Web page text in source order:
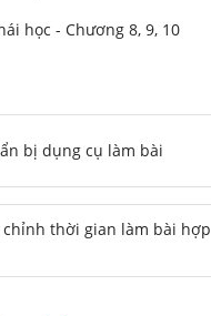
học - Chương 8, 9, 10
bị dụng cụ làm bài
chỉnh thời gian làm bài hợp